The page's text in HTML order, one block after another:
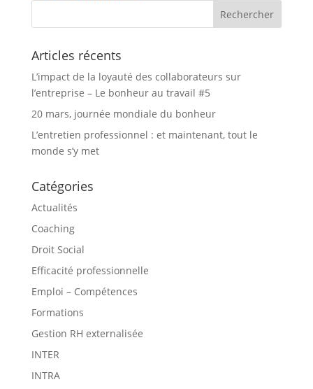
Articles récents
L’impact de la loyauté des collaborateurs sur
l’entreprise – Le bonheur au travail #5
20 mars, journée mondiale du bonheur
L’entretien professionnel : et maintenant, tout le
monde s’y met
Catégories
Actualités
Coaching
Droit Social
Efficacité professionnelle
Emploi – Compétences
Formations
Gestion RH externalisée
INTER
INTRA